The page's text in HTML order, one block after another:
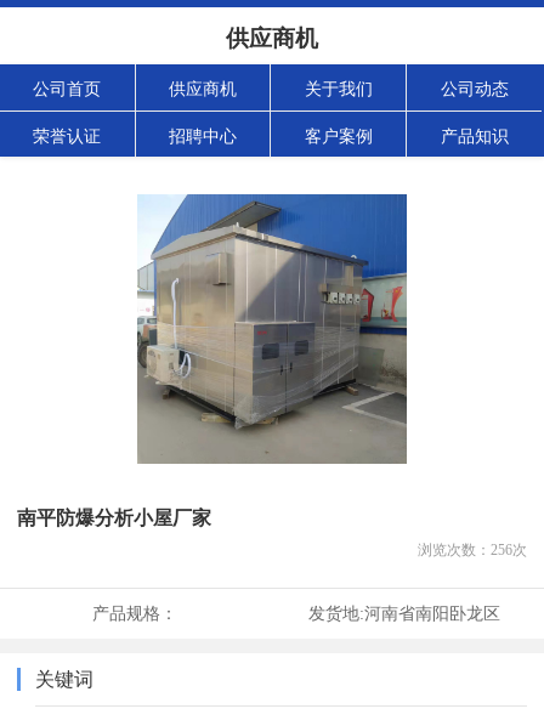
供应商机
公司首页 供应商机 关于我们 公司动态
荣誉认证 招聘中心 客户案例 产品知识
南平防爆分析小屋厂家
浏览次数： 256次
产品规格： 发货地:河南省南阳卧龙区
关键词